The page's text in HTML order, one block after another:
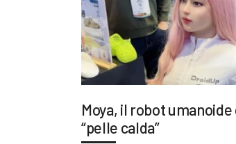
Moya, il robot umanoide
“pelle calda”